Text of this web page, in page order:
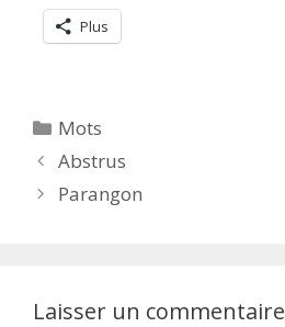
Plus
Catégories
Mots
Abstrus
Parangon
Laisser un commentaire